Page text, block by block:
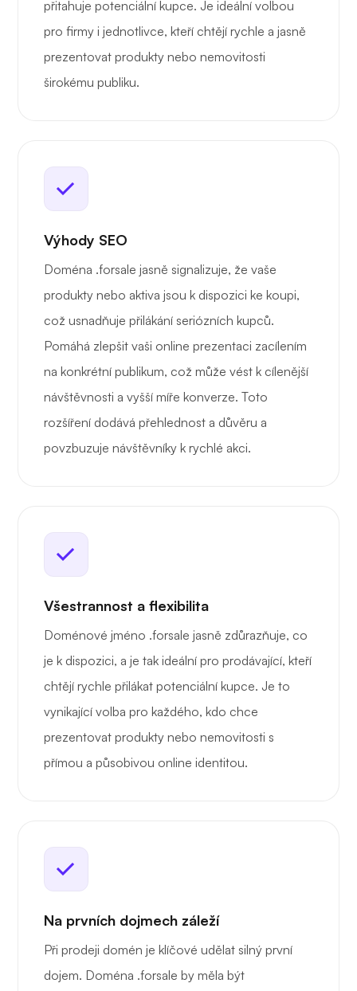
přitahuje potenciální kupce. Je ideální volbou
pro firmy i jednotlivce, kteří chtějí rychle a jasně
prezentovat produkty nebo nemovitosti
širokému publiku.
Výhody SEO
Doména .forsale jasně signalizuje, že vaše
produkty nebo aktiva jsou k dispozici ke koupi,
což usnadňuje přilákání seriózních kupců.
Pomáhá zlepšit vaši online prezentaci zacílením
na konkrétní publikum, což může vést k cílenější
návštěvnosti a vyšší míře konverze. Toto
rozšíření dodává přehlednost a důvěru a
povzbuzuje návštěvníky k rychlé akci.
Všestrannost a flexibilita
Doménové jméno .forsale jasně zdůrazňuje, co
je k dispozici, a je tak ideální pro prodávající, kteří
chtějí rychle přilákat potenciální kupce. Je to
vynikající volba pro každého, kdo chce
prezentovat produkty nebo nemovitosti s
přímou a působivou online identitou.
Na prvních dojmech záleží
Při prodeji domén je klíčové udělat silný první
dojem. Doména .forsale by měla být